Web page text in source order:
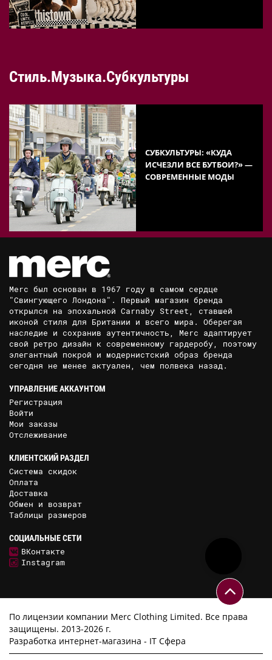
Стиль.Музыка.Субкультуры
СУБКУЛЬТУРЫ: «КУДА
ИСЧЕЗЛИ ВСЕ БУТБОИ?» —
СОВРЕМЕННЫЕ МОДЫ
Merc был основан в 1967 году в самом сердце
"Свингующего Лондона". Первый магазин бренда
открылся на эпохальной Carnaby Street, ставшей
иконой стиля для Британии и всего мира. Оберегая
наследие и сохранив аутентичность, Merc адаптирует
свой ретро дизайн к современному гардеробу, поэтому
элегантный покрой и модернистский образ бренда
сегодня не менее актуален, чем полвека назад.
УПРАВЛЕНИЕ АККАУНТОМ
Регистрация
Войти
Мои заказы
Отслеживание
КЛИЕНТСКИЙ РАЗДЕЛ
Система скидок
Оплата
Доставка
Обмен и возврат
Таблицы размеров
СОЦИАЛЬНЫЕ СЕТИ
ВКонтакте
Instagram
По лицензии компании Merc Clothing Limited. Все права
защищены. 2013-2026 г.
Разработка интернет-магазина - IT Сфера